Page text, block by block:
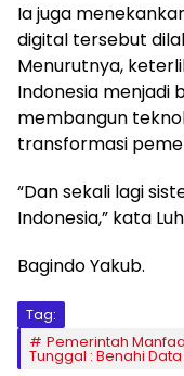
Ia juga
digital tersebut
Menurutnya,
Indonesia menjadi
membangun
transformasi
“Dan sekali lagi
Indonesia,” kata
Bagindo Yakub.
Tag:
Pemerintah
Tunggal : Benahi